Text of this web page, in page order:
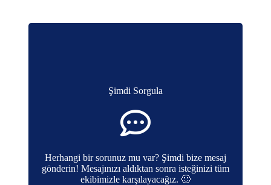
Şimdi Sorgula
Herhangi bir sorunuz mu var? Şimdi bize mesaj
gönderin! Mesajınızı aldıktan sonra isteğinizi tüm
ekibimizle karşılayacağız. 🙂